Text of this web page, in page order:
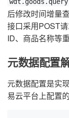
wdt.goods.query
后修改时间增量
接口采用POST
ID、商品名称等
元数据配置
元数据配置是实
易云平台上配置的